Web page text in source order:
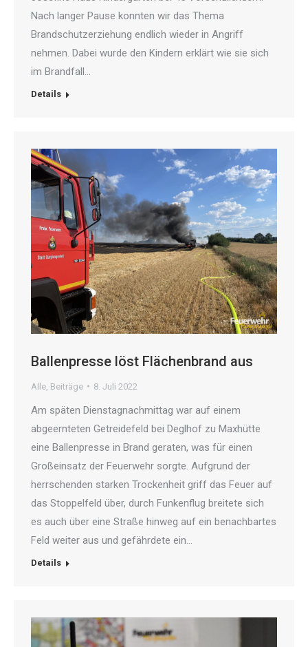
Nach langer Pause konnten wir das Thema
Brandschutzerziehung endlich wieder in Angriff
nehmen. Dabei wurde den Kindern erklärt wie sie sich
im Brandfall…
Details
Ballenpresse löst Flächenbrand aus
Alle Beiträge 8. Juli 2022
Am späten Dienstagnachmittag war auf einem
abgeernteten Getreidefeld bei Deglhof zu Maxhütte
eine Ballenpresse in Brand geraten, was für einen
Großeinsatz der Feuerwehr sorgte. Aufgrund der
herrschenden starken Trockenheit griff das Feuer auf
das Stoppelfeld über, durch Funkenflug breitete sich
es auch über eine Straße hinweg auf ein benachbartes
Feld weiter aus und gefährdete ein…
Details